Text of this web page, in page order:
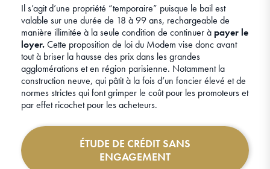
Il s’agit d’une propriété “temporaire” puisque le bail est
valable sur une durée de 18 à 99 ans, rechargeable de
manière illimitée à la seule condition de continuer à payer le
loyer.Cette proposition de loi du Modem vise donc avant
tout à briser la hausse des prix dans les grandes
agglomérations et en région parisienne. Notamment la
construction neuve, qui pâtit à la fois d’un foncier élevé et de
normes strictes qui font grimper le coût pour les promoteurs et
par effet ricochet pour les acheteurs.
ÉTUDE DE CRÉDIT SANS
ENGAGEMENT